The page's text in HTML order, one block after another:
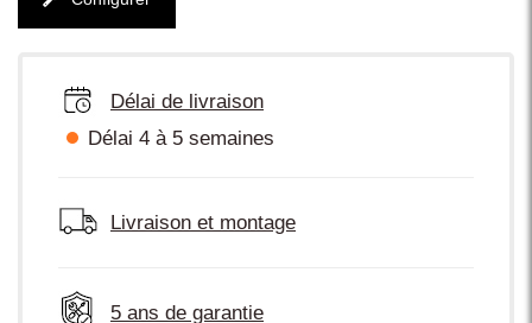
Délai de livraison
Délai 4 à 5 semaines
Livraison et montage
5 ans de garantie